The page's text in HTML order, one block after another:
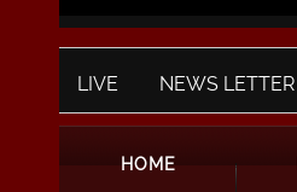
LIVE NEWS LETTER
HOME